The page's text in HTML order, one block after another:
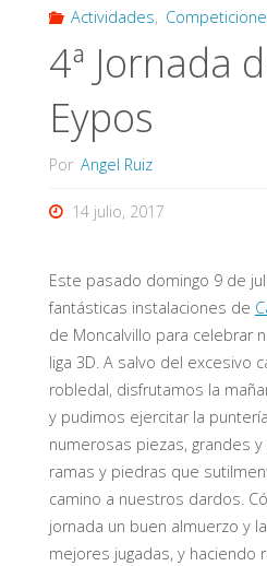
Actividades,
4ª Jornada
Eypos
Por Angel Ruiz
14 julio, 2017
Este pasado domingo 9 de
fantásticas instalaciones de
de Moncalvillo para celebrar
liga 3D. A salvo del excesivo
robledal, disfrutamos la
y pudimos ejercitar la
numerosas piezas, grandes
ramas y piedras que
camino a nuestros dardos.
jornada un buen almuerzo y
mejores jugadas, y haciendo